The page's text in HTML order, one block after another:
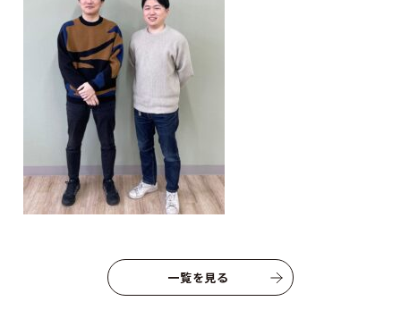
就職サポート
オープンキャンパス
よくあるご質問
お知らせ
プライバシーポリシー
人事採用担当者様へ
留学生の方へ
一覧を見る